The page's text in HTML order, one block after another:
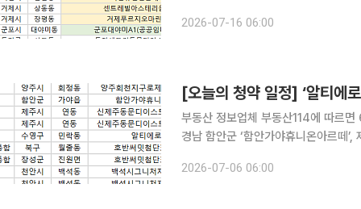
뷰’, 이천시 ‘이천휴먼빌클래스원’, 경
2026-07-16 06:00
[오늘의 청약 일정] ‘알티에
부동산 정보업체 부동산114에 따르
경남 함안군 ‘함안가야휴니온아르떼’,
장성군 ‘호반써밋첨단3지구(A8)’, 충
2026-07-06 06:00